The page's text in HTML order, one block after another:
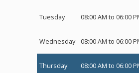
Tuesday 08:00 AM to 06:00
Wednesday 08:00 AM to 06:00
Thursday 08:00 AM to 06:00